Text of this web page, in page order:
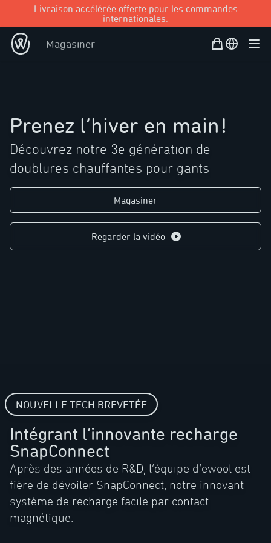
Livraison accélérée offerte pour les commandes
internationales.
Magasiner Panier d’achat
Open user
Prenez l’hiver en main !
Découvrez notre 3e génération de
doublures chauffantes pour gants
Magasiner
Regarder la vidéo
NOUVELLE TECH BREVETÉE
Intégrant l’innovante recharge
SnapConnect
Après des années de R&D, l’équipe d’ewool est
fière de dévoiler SnapConnect, notre innovant
système de recharge facile par contact
magnétique.